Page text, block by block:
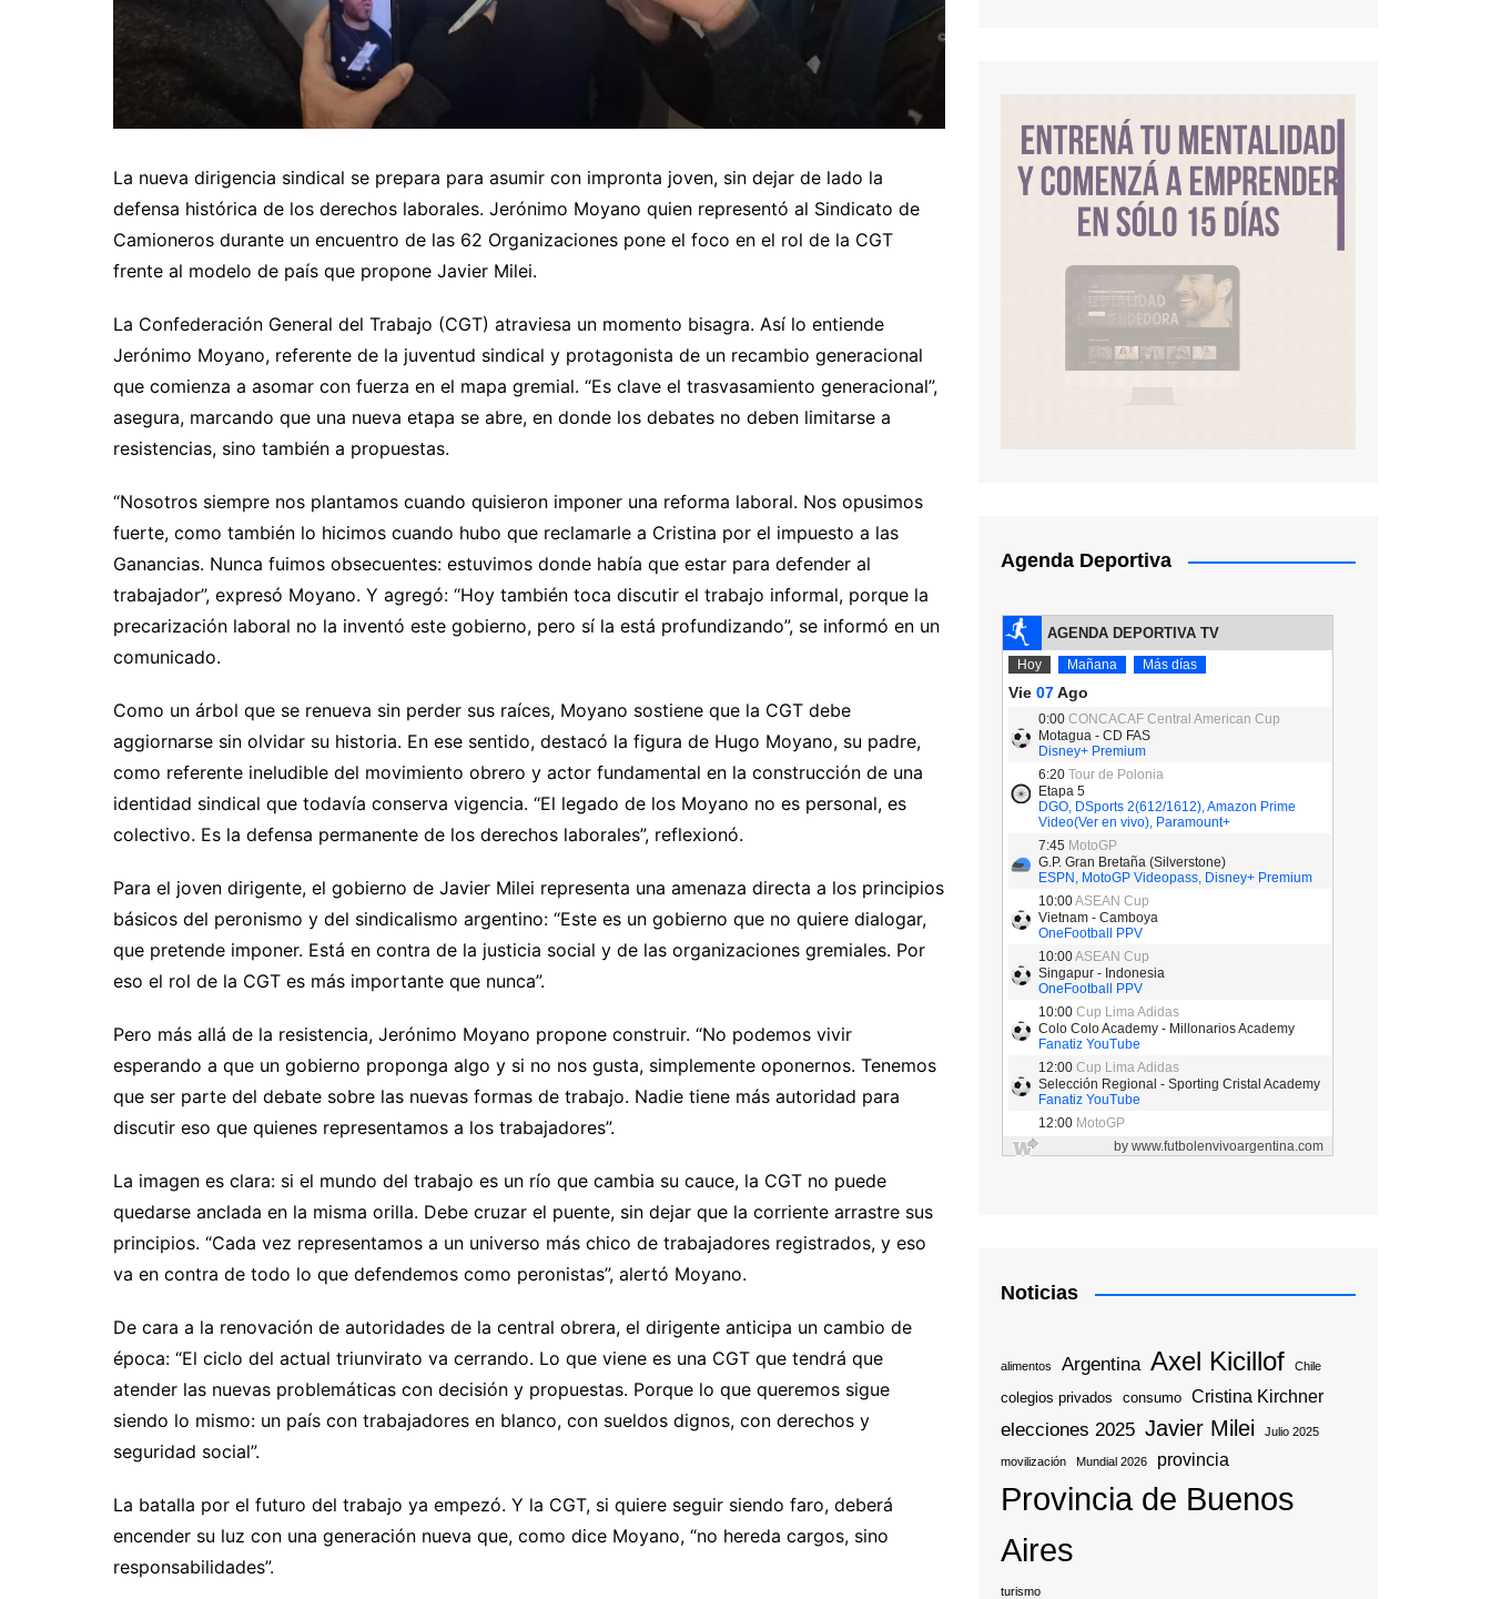
La nueva dirigencia sindical se prepara para asumir con impronta joven, sin dejar de lado la
defensa histórica de los derechos laborales. Jerónimo Moyano quien representó al Sindicato de
Camioneros durante un encuentro de las 62 Organizaciones pone el foco en el rol de la CGT
frente al modelo de país que propone Javier Milei.
La Confederación General del Trabajo (CGT) atraviesa un momento bisagra. Así lo entiende
Jerónimo Moyano, referente de la juventud sindical y protagonista de un recambio generacional
que comienza a asomar con fuerza en el mapa gremial. “Es clave el trasvasamiento generacional”,
asegura, marcando que una nueva etapa se abre, en donde los debates no deben limitarse a
resistencias, sino también a propuestas.
“Nosotros siempre nos plantamos cuando quisieron imponer una reforma laboral. Nos opusimos
fuerte, como también lo hicimos cuando hubo que reclamarle a Cristina por el impuesto a las
Ganancias. Nunca fuimos obsecuentes: estuvimos donde había que estar para defender al
trabajador”, expresó Moyano. Y agregó: “Hoy también toca discutir el trabajo informal, porque la
precarización laboral no la inventó este gobierno, pero sí la está profundizando”, se informó en un
comunicado.
Como un árbol que se renueva sin perder sus raíces, Moyano sostiene que la CGT debe
aggiornarse sin olvidar su historia. En ese sentido, destacó la figura de Hugo Moyano, su padre,
como referente ineludible del movimiento obrero y actor fundamental en la construcción de una
identidad sindical que todavía conserva vigencia. “El legado de los Moyano no es personal, es
colectivo. Es la defensa permanente de los derechos laborales”, reflexionó.
Para el joven dirigente, el gobierno de Javier Milei representa una amenaza directa a los principios
básicos del peronismo y del sindicalismo argentino: “Este es un gobierno que no quiere dialogar,
que pretende imponer. Está en contra de la justicia social y de las organizaciones gremiales. Por
eso el rol de la CGT es más importante que nunca”.
Pero más allá de la resistencia, Jerónimo Moyano propone construir. “No podemos vivir
esperando a que un gobierno proponga algo y si no nos gusta, simplemente oponernos. Tenemos
que ser parte del debate sobre las nuevas formas de trabajo. Nadie tiene más autoridad para
discutir eso que quienes representamos a los trabajadores”.
La imagen es clara: si el mundo del trabajo es un río que cambia su cauce, la CGT no puede
quedarse anclada en la misma orilla. Debe cruzar el puente, sin dejar que la corriente arrastre sus
principios. “Cada vez representamos a un universo más chico de trabajadores registrados, y eso
va en contra de todo lo que defendemos como peronistas”, alertó Moyano.
De cara a la renovación de autoridades de la central obrera, el dirigente anticipa un cambio de
época: “El ciclo del actual triunvirato va cerrando. Lo que viene es una CGT que tendrá que
atender las nuevas problemáticas con decisión y propuestas. Porque lo que queremos sigue
siendo lo mismo: un país con trabajadores en blanco, con sueldos dignos, con derechos y
seguridad social”.
La batalla por el futuro del trabajo ya empezó. Y la CGT, si quiere seguir siendo faro, deberá
encender su luz con una generación nueva que, como dice Moyano, “no hereda cargos, sino
responsabilidades”.
Agenda Deportiva
Noticias
alimentos Argentina Axel Kicillof Chile
colegios privados consumo Cristina Kirchner
elecciones 2025 Javier Milei Julio 2025
movilización Mundial 2026 provincia
Provincia de Buenos
Aires
turismo